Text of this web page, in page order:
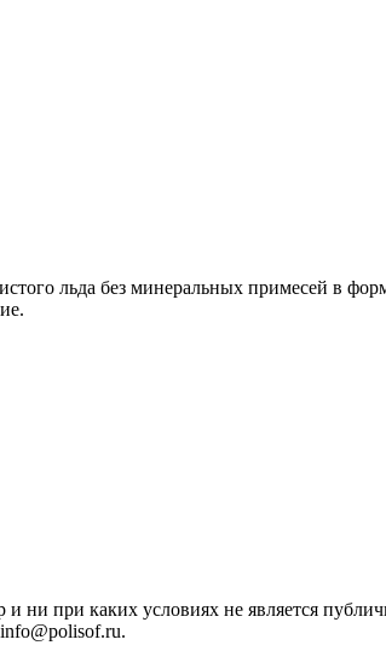
льда без минеральных примесей в
ни при каких условиях не является